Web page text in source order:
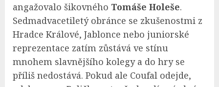
angažovalo šikovného Tomáše Holeše.
Sedmadvacetiletý obránce se zkušenostmi z
Hradce Králové, Jablonce nebo juniorské
reprezentace zatím zůstává ve stínu
mnohem slavnějšího kolegy a do hry se
příliš nedostává. Pokud ale Coufal odejde,